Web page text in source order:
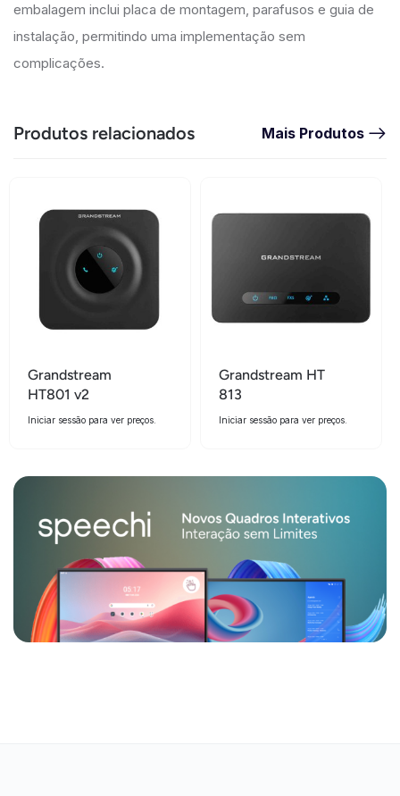
embalagem inclui placa de montagem, parafusos e guia de
instalação, permitindo uma implementação sem
complicações.
Produtos relacionados Mais Produtos
Grandstream
HT801 v2
Iniciar sessão para ver preços.
Grandstream HT
813
Iniciar sessão para ver preços.